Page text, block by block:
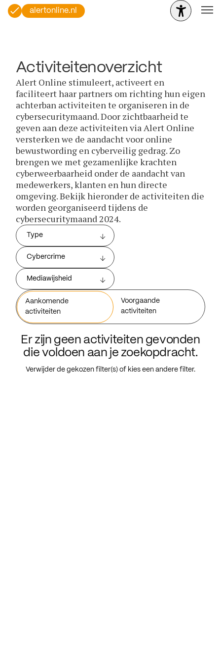
alertonline.nl
Activiteitenoverzicht
Alert Online stimuleert, activeert en
faciliteert haar partners om richting hun eigen
achterban activiteiten te organiseren in de
cybersecuritymaand. Door zichtbaarheid te
geven aan deze activiteiten via Alert Online
versterken we de aandacht voor online
bewustwording en cyberveilig gedrag. Zo
brengen we met gezamenlijke krachten
cyberweerbaarheid onder de aandacht van
medewerkers, klanten en hun directe
omgeving. Bekijk hieronder de activiteiten die
worden georganiseerd tijdens de
cybersecuritymaand 2024.
Type
Cybercrime
Mediawijsheid
Aankomende
activiteiten
Voorgaande
activiteiten
Er zijn geen activiteiten gevonden
die voldoen aan je zoekopdracht.
Verwijder de gekozen filter(s) of kies een andere filter.